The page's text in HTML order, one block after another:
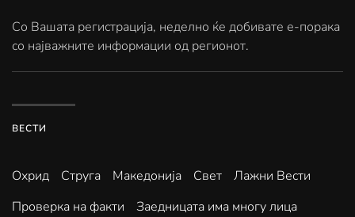
Со Вашата регистрација, неделно ќе добивате е-порака
со најважните информации од регионот.
ВЕСТИ
Охрид Струга Македонија Свет
Лажни Вести
Проверка на факти
Заедницата има многу лица